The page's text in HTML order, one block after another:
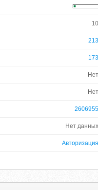
10
213
173
Нет
Нет
2606955
Нет данных
Авторизация